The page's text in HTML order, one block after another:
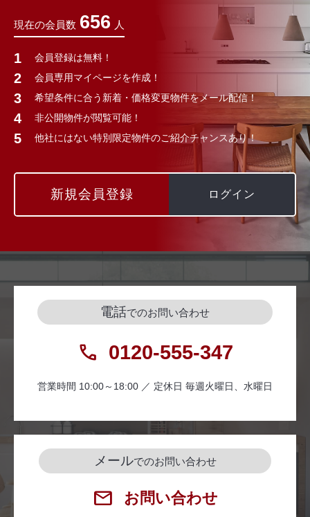
現在の会員数 656 人
会員登録は無料！
会員専用マイページを作成！
希望条件に合う新着・価格変更物件をメール配信！
非公開物件が閲覧可能！
他社にはない特別限定物件のご紹介チャンスあり！
新規会員登録 ログイン
電話でのお問い合わせ
0120-555-347
営業時間 10:00～18:00 ／ 定休日 毎週火曜日、水曜日
メールでのお問い合わせ
お問い合わせ